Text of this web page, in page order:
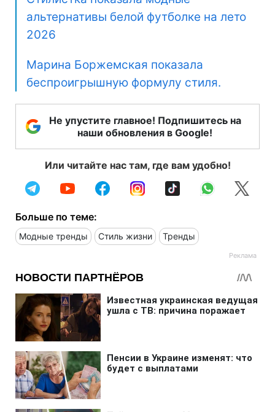
альтернативы белой футболке на лето
2026
Марина Боржемская показала
беспроигрышную формулу стиля.
Не упустите главное! Подпишитесь на
наши обновления в Google!
Или читайте нас там, где вам удобно!
Больше по теме:
Модные тренды Стиль жизни Тренды